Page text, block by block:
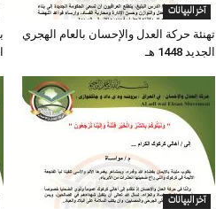
آخر البيانات
تهنئة حركة العدل والإحسان بالعام الهجري
الجديد 1448 هـ
آخر البيانات